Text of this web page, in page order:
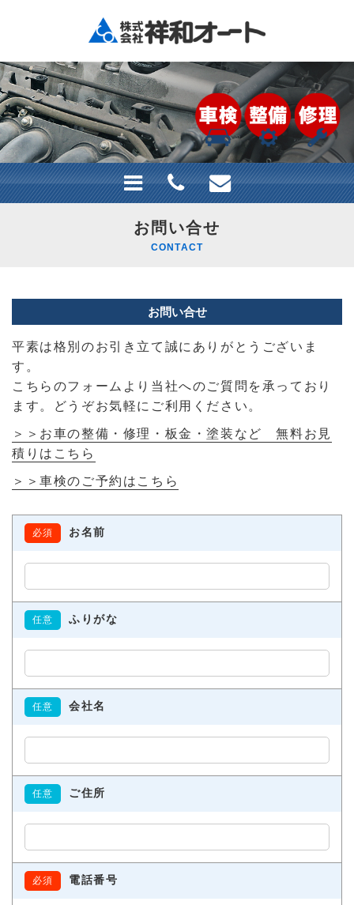
お問い合せ
CONTACT
お問い合せ
平素は格別のお引き立て誠にありがとうございま
す。
こちらのフォームより当社へのご質問を承っており
ます。どうぞお気軽にご利用ください。
＞＞お車の整備・修理・板金・塗装など 無料お見
積りはこちら
＞＞車検のご予約はこちら
必須 お名前
任意 ふりがな
任意 会社名
任意 ご住所
必須 電話番号